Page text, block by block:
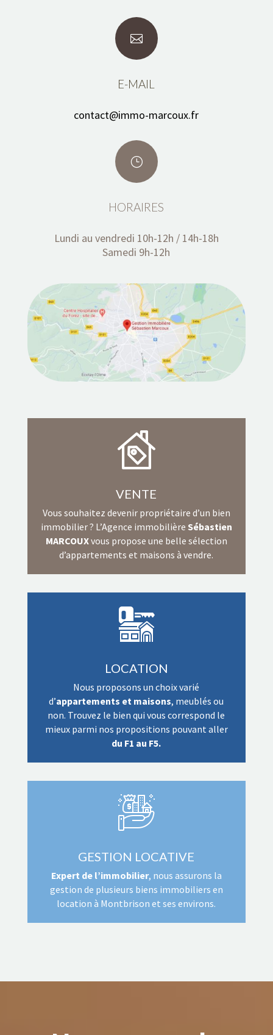

E-MAIL
contact@immo-marcoux.fr
}
HORAIRES
Lundi au vendredi 10h-12h / 14h-18h
Samedi 9h-12h
VENTE
Vous souhaitez devenir propriétaire d’un bien
immobilier ? L’Agence immobilière Sébastien
MARCOUXvous propose une belle sélection
d’appartements et maisons à vendre.
LOCATION
Nous proposons un choix varié
d’appartements et maisons, meublés ou
non. Trouvez le bien qui vous correspond le
mieux parmi nos propositions pouvant aller
du F1 au F5.
GESTION LOCATIVE
Expert de l’immobilier, nous assurons la
gestion de plusieurs biens immobiliers en
location à Montbrison et ses environs.